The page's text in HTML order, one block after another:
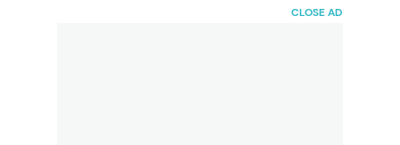
CLOSE AD